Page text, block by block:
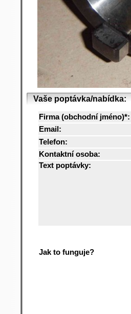
Vaše poptávka/nabídka:
Firma (obchodní jméno)*:
Email:
Telefon:
Kontaktní osoba:
Text poptávky:
Jak to funguje?